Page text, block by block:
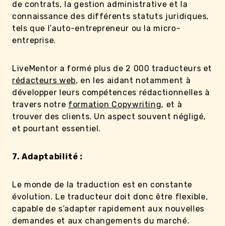
de contrats, la gestion administrative et la
connaissance des différents statuts juridiques,
tels que l’auto-entrepreneur ou la micro-
entreprise.
LiveMentor a formé plus de 2 000 traducteurs et
rédacteurs web, en les aidant notamment à
développer leurs compétences rédactionnelles à
travers notre formation Copywriting, et à
trouver des clients. Un aspect souvent négligé,
et pourtant essentiel.
7. Adaptabilité :
Le monde de la traduction est en constante
évolution. Le traducteur doit donc être flexible,
capable de s’adapter rapidement aux nouvelles
demandes et aux changements du marché.